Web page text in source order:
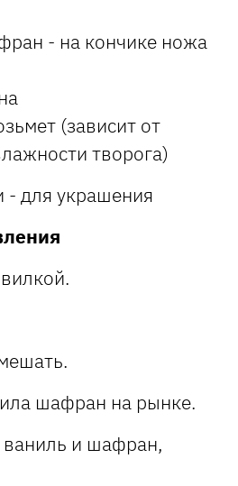
- на кончике ножа
(зависит от
творога)
- для украшения
шафран на рынке.
ваниль и шафран,